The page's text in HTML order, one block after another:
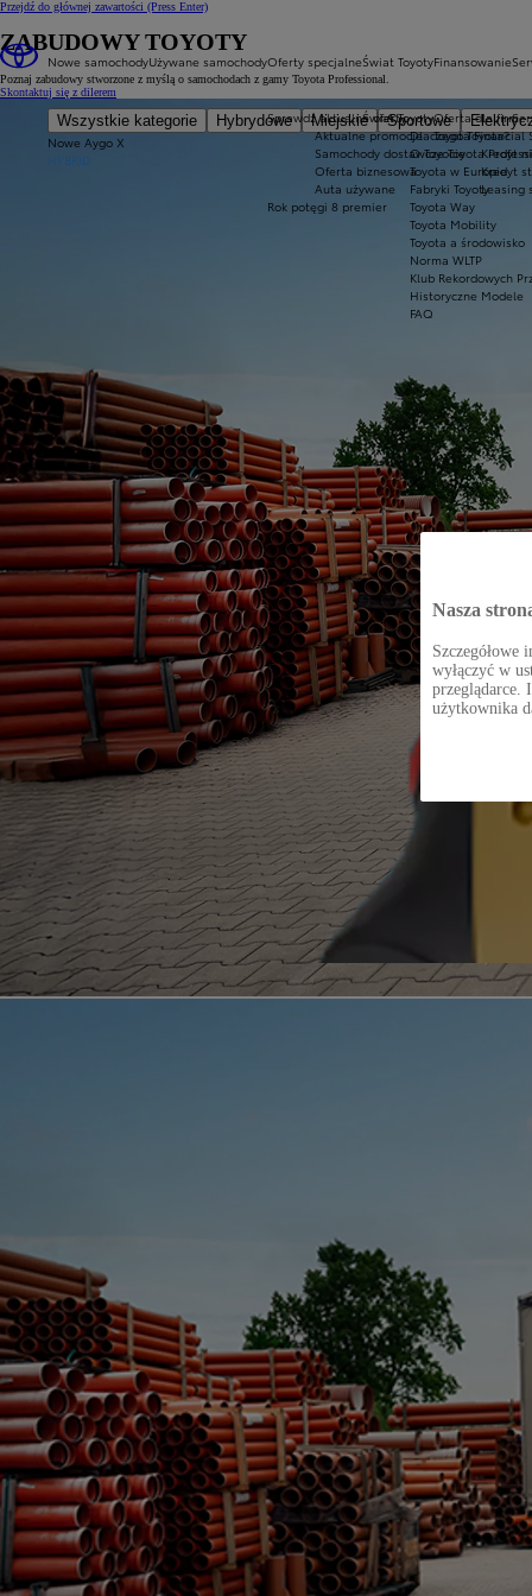
Przejdź do głównej zawartości (Press Enter)
Nowe samochody
Wszystkie kategorie Hybrydowe Miejskie Sportowe
Nowe Aygo X
HYBRID
Używane samochodyOferty specjalne
Sprawdź aktualne oferty
Aktualne promocje
Samochody dostawcze Toyota
Oferta biznesowa
Auta używane
Rok potęgi 8 premier
Świat Toyoty
Świat Toyoty
Dlaczego Toyota?
O Toyocie
Toyota w Europie
Fabryki Toyoty
Toyota Way
Toyota Mobility
Toyota a środowisko
Norma WLTP
Klub Rekordowych
Historyczne Modele
FAQ
Finansowanie
Oferta dla firm
Toyota Financial
Kredyt
Kredyt
Leasing
ZABUDOWY TOYOTY
Poznaj zabudowy stworzone z myślą o samochodach z gamy Toyota Professional.
Skontaktuj się z dilerem
Nasza
Szczegółowe
wyłączyć w
przeglądarce.
użytkownika